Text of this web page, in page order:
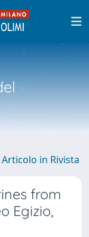
Articolo in Rivista
from
Egizio,